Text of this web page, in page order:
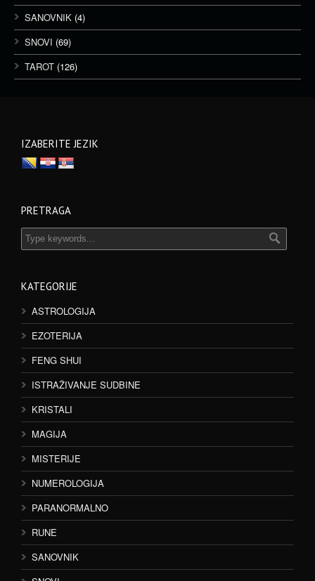
SANOVNIK (4)
SNOVI (69)
TAROT (126)
IZABERITE JEZIK
PRETRAGA
KATEGORIJE
ASTROLOGIJA
EZOTERIJA
FENG SHUI
ISTRAŽIVANJE SUDBINE
KRISTALI
MAGIJA
MISTERIJE
NUMEROLOGIJA
PARANORMALNO
RUNE
SANOVNIK